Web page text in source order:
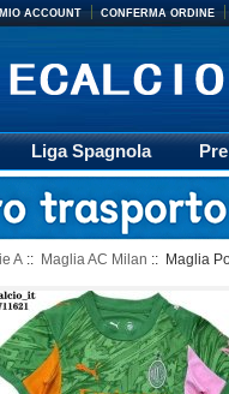
MIO ACCOUNT CONFERMA ORDINE
Liga Spagnola
Retro
A :: Maglia AC Milan :: Maglia